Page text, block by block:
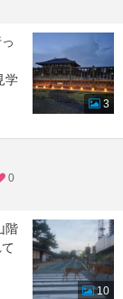
学
3
0
階
10